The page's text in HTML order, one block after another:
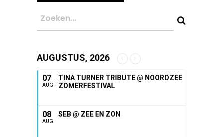
AUGUSTUS, 2026
07
AUG
TINA TURNER TRIBUTE @ NOORDZEE
ZOMERFESTIVAL
08
AUG
SEB @ ZEE EN ZON